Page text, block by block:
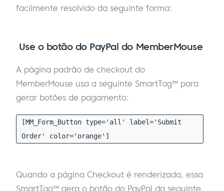
facilmente resolvido da seguinte forma:
Use o botão do PayPal do MemberMouse
A página padrão de checkout do
MemberMouse usa a seguinte SmartTag™ para
gerar botões de pagamento:
[MM_Form_Button type='all' label='Submit
Order' color='orange']
Quando a página Checkout é renderizada, essa
SmartTag™ gera o botão do PayPal da seguinte